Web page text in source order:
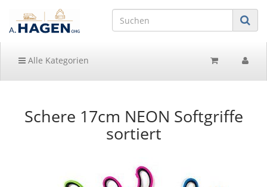
Alle Kategorien
Schere 17cm NEON Softgriffe
sortiert